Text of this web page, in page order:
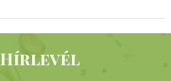
Hírlevél